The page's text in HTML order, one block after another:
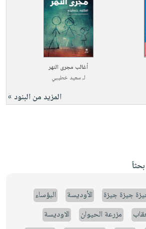
أغالب مجرى النهر
لـسعيد خطيبي
المزيد من البنود »
جيزة جيزة الأوديسة
البؤساء
مزرعة الحيوان
الاوديسة